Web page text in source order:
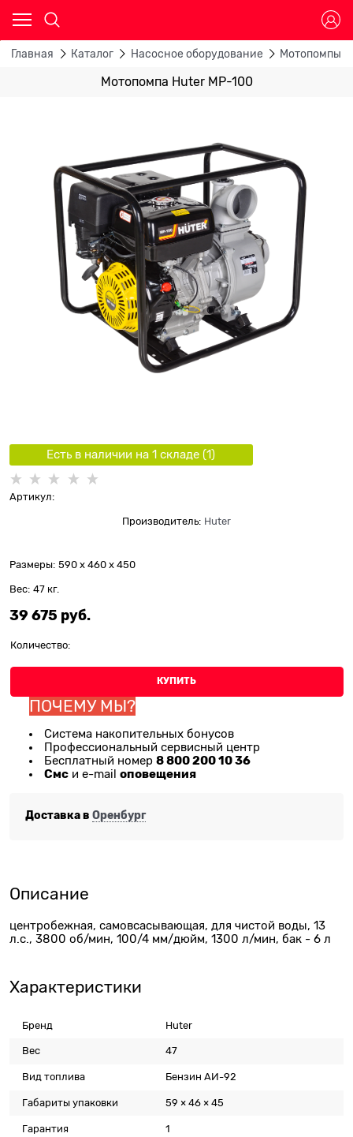
Главная Каталог Насосное оборудование Мотопомпы
Мотопомпа Huter MP-100
Есть в наличии на 1 складe (1)
Артикул:
Производитель: Huter
Размеры: 590 x 460 x 450
Вес: 47 кг.
39 675 руб.
Количество:
КУПИТЬ
ПОЧЕМУ МЫ?
Система накопительных бонусов
Профессиональный сервисный центр
Бесплатный номер 8 800 200 10 36
Смс и e-mail оповещения
Доставка в Оренбург
Описание
центробежная, самовсасывающая, для чистой воды, 13
л.с., 3800 об/мин, 100/4 мм/дюйм, 1300 л/мин, бак - 6 л
Характеристики
Бренд Huter
Вес 47
Вид топлива Бензин АИ-92
Габариты упаковки 59 × 46 × 45
Гарантия 1